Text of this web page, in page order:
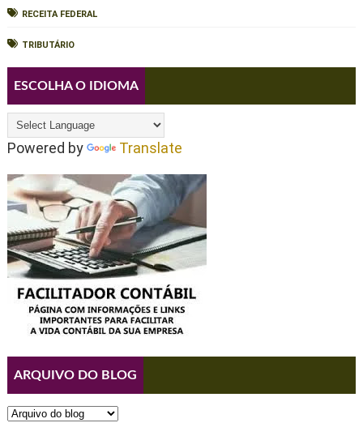
RECEITA FEDERAL
TRIBUTÁRIO
ESCOLHA O IDIOMA
Powered by Translate
ARQUIVO DO BLOG